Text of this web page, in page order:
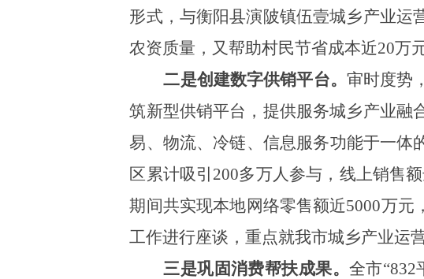
形式，与衡阳县演陂镇伍壹城乡产业运
农资质量，又帮助村民节省成本近20万
二是创建数字供销平台。 审时度势
筑新型供销平台，提供服务城乡产业融
易、物流、冷链、信息服务功能于一体
区累计吸引200多万人参与，线上销售额
期间共实现本地网络零售额近5000万元
工作进行座谈，重点就我市城乡产业运
三是巩固消费帮扶成果。 全市